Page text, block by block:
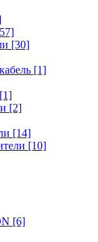
[30]
[1]
[1]
[2]
[14]
[10]
[6]